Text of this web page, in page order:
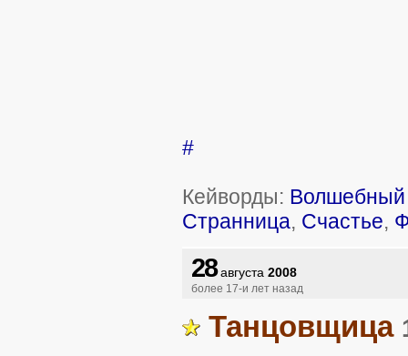
#
Кейворды: Волшебный
Странница, Счастье,
28августа 2008
более 17-и лет назад
Танцовщица